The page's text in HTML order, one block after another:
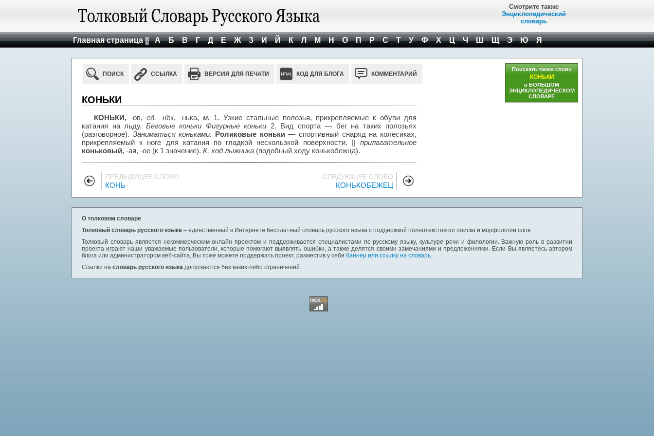
Смотрите также
Энциклопедический
словарь
Главная страница || А Б В Г Д Е Ж З И Й К Л М Н О П Р С Т У Ф Х Ц Ч Ш Щ Э Ю Я
ПОИСК ССЫЛКА ВЕРСИЯ ДЛЯ ПЕЧАТИ КОД ДЛЯ БЛОГА КОММЕНТАРИЙ
КОНЬКИ
КОНЬКИ, -ов, ед. -нёк, -нька, м. 1. Узкие стальные полозья, прикрепляемые к обуви для
катания на льду. Беговые коньки Фигурные коньки 2. Вид спорта — бег на таких полозьях
(разговорное). Заниматься коньками. Роликовые коньки— спортивный снаряд на колесиках,
прикрепляемый к ноге для катания по гладкой нескользкой поверхности. || прилагательное
коньковый, -ая, -ое (к 1 значение). К. ход лыжника (подобный ходу конькобежца).
ПРЕДЫДУЩЕЕ СЛОВО
КОНЬ
СЛЕДУЮЩЕЕ СЛОВО
КОНЬКОБЕЖЕЦ
Поискать также слово
КОНЬКИ
в БОЛЬШОМ
ЭНЦИКЛОПЕДИЧЕСКОМ
СЛОВАРЕ
О толковом словаре
Толковый словарь русского языка – единственный в Интернете бесплатный словарь русского языка с поддержкой полнотекстового поиска и морфологии слов.
Толковый словарь является некоммерческим онлайн проектом и поддерживается специалистами по русскому языку, культуре речи и филологии. Важную роль в развитии
проекта играют наши уважаемые пользователи, которые помогают выявлять ошибки, а также делятся своими замечаниями и предложениями. Если Вы являетесь автором
блога или администратором веб-сайта, Вы тоже можете поддержать проект, разместив у себя баннер или ссылку на словарь.
Ссылки на словарь русского языка допускаются без каких-либо ограничений.